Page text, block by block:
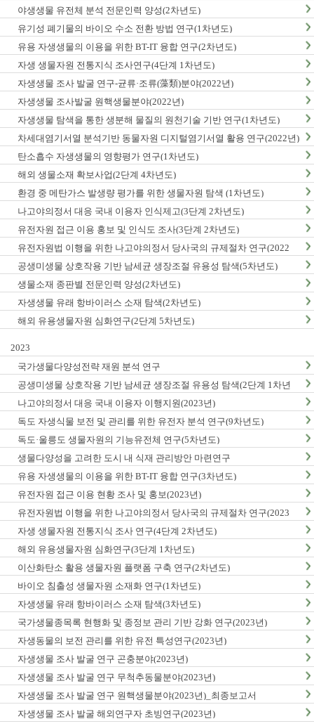
야생생물 유전체 분석 전문인력 양성(2차년도)
유기성 폐기물의 바이오 수소 전환 방법 연구(1차년도)
유용 자생생물의 이용을 위한 BT-IT 융합 연구(2차년도)
자생 생물자원 전통지식 조사연구(4단계 1차년도)
자생생물 조사 발굴 연구-균류·조류(藻類)분야(2022년)
자생생물 조사발굴 원핵생물분야(2022년)
자생생물 탐색을 통한 생분해 물질의 원천기술 기반 연구(1차년도)
차세대염기서열 분석기반 동물자원 디지털염기서열 활용 연구(2022년)
탄소흡수 자생생물의 영향평가 연구(1차년도)
해외 생물소재 확보사업(2단계 4차년도)
환경 중 메탄가스 발생량 평가를 위한 생물자원 탐색 (1차년도)
나고야의정서 대응 국내 이용자 인식제고(3단계 2차년도)
유전자원 접근 이용 홍보 및 인식도 조사(3단계 2차년도)
유전자원법 이행을 위한 나고야의정서 당사국의 규제절차 연구(2022
년)
공생미생물 상호작용 기반 남세균 생장조절 유용성 탐색(5차년도)
생물소재 종판별 전문인력 양성(2차년도)
자생생물 유래 항바이러스 소재 탐색(2차년도)
해외 유용생물자원 심화연구(2단계 5차년도)
2023
국가생물다양성전략 재원 분석 연구
공생미생물 상호작용 기반 남세균 생장조절 유용성 탐색(2단계 1차년
도)
나고야의정서 대응 국내 이용자 이행지원(2023년)
독도 자생식물 보전 및 관리를 위한 유전자 분석 연구(9차년도)
독도·울릉도 생물자원의 기능유전체 연구(5차년도)
생물다양성을 고려한 도시 내 식재 관리방안 마련연구
유용 자생생물의 이용을 위한 BT-IT 융합 연구(3차년도)
유전자원 접근 이용 현황 조사 및 홍보(2023년)
유전자원법 이행을 위한 나고야의정서 당사국의 규제절차 연구(2023
년)
자생 생물자원 전통지식 조사 연구(4단계 2차년도)
해외 유용생물자원 심화연구(3단계 1차년도)
이산화탄소 활용 생물자원 플랫폼 구축 연구(2차년도)
바이오 침출성 생물자원 소재화 연구(1차년도)
자생생물 유래 항바이러스 소재 탐색(3차년도)
국가생물종목록 현행화 및 종정보 관리 기반 강화 연구(2023년)
자생동물의 보전 관리를 위한 유전 특성연구(2023년)
자생생물 조사 발굴 연구 곤충분야(2023년)
자생생물 조사 발굴 연구 무척추동물분야(2023년)
자생생물 조사 발굴 연구 원핵생물분야(2023년)_최종보고서
자생생물 조사 발굴 해외연구자 초빙연구(2023년)